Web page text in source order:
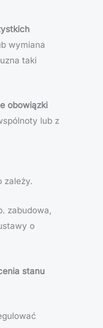
wymiana
taki
obowiązki
lub z
zależy.
zabudowa,
o
stanu